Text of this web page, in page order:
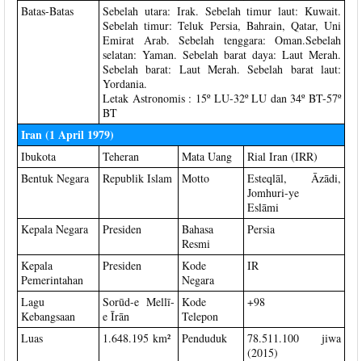
Batas-Batas
Sebelah utara: Irak. Sebelah timur laut: Kuwait.
Sebelah timur: Teluk Persia, Bahrain, Qatar, Uni
Emirat Arab. Sebelah tenggara: Oman.Sebelah
selatan: Yaman. Sebelah barat daya: Laut Merah.
Sebelah barat: Laut Merah. Sebelah barat laut:
Yordania.
Letak Astronomis : 15º LU-32º LU dan 34º BT-57º
BT
Iran (1 April 1979)
Ibukota Teheran Mata Uang
Rial Iran (IRR)
Bentuk Negara
Republik Islam Motto
Esteqlāl, Āzādi,
Jomhuri-ye
Eslāmi
Kepala Negara
Presiden
Bahasa
Resmi
Persia
Kepala
Pemerintahan
Presiden
Kode
Negara
IR
Lagu
Kebangsaan
Sorūd-e Mellī-
e Īrān
Kode
Telepon
+98
Luas 1.648.195 km² Penduduk
78.511.100 jiwa
(2015)